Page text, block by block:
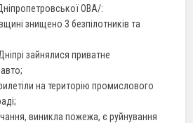
ОВА/:
знищено 3 безпілотників та
зайнялися приватне
на територію промислового
виникла пожежа, є руйнування